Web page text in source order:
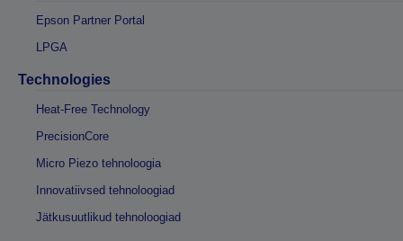
Epson Partner Portal
LPGA
Technologies
Heat-Free Technology
PrecisionCore
Micro Piezo tehnoloogia
Innovatiivsed tehnoloogiad
Jätkusuutlikud tehnoloogiad